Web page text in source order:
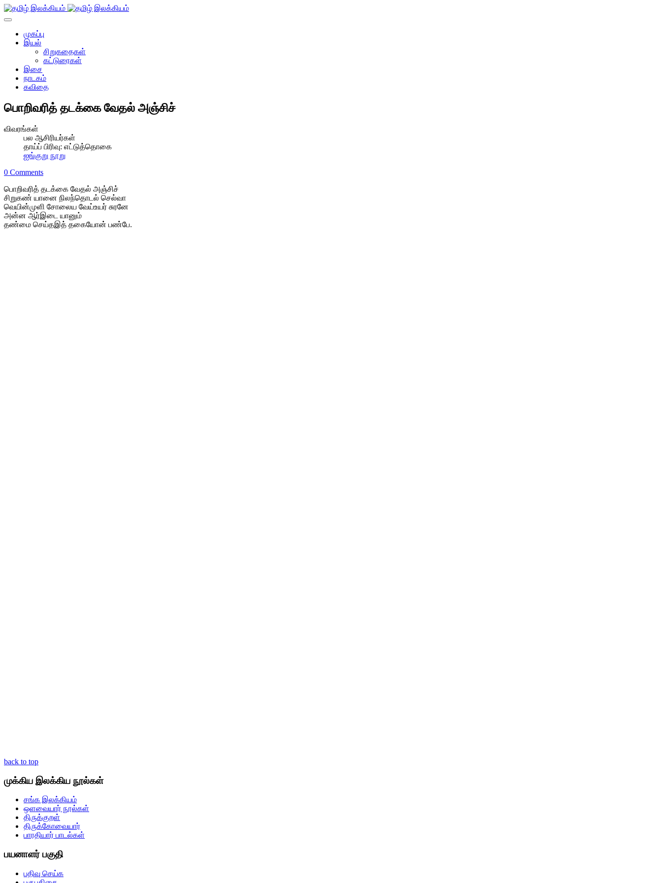
முகப்பு
இயல்
சிறுகதைகள்
கட்டுரைகள்
இசை
நாடகம்
கவிதை
பொறிவரித் தடக்கை வேதல் அஞ்சிச்
விவரங்கள்
பல ஆசிரியர்கள்
தாய்ப் பிரிவு: எட்டுத்தொகை
ஐங்குறு நூறு
0 Comments
பொறிவரித் தடக்கை வேதல் அஞ்சிச்
சிறுகண் யானை நிலந்தொடல் செல்வா
வெயின்முளி சோலைய வேய்உயர் சுரனே
அன்ன ஆர்இடை யானும்
தண்மை செய்தஇத் தகையோன் பண்பே.
back to top
முக்கிய இலக்கிய நூல்கள்
சங்க இலக்கியம்
ஒளவையார் நூல்கள்
திருக்குறள்
திருக்கோவையார்
பாரதியார் பாடல்கள்
பயனாளர் பகுதி
பதிவு செய்க